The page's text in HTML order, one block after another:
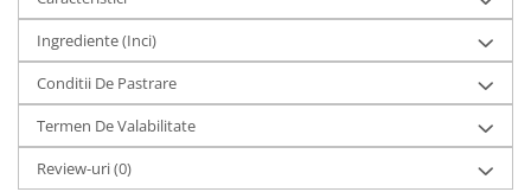
Ingrediente (Inci)
Conditii De Pastrare
Termen De Valabilitate
Review-uri(0)